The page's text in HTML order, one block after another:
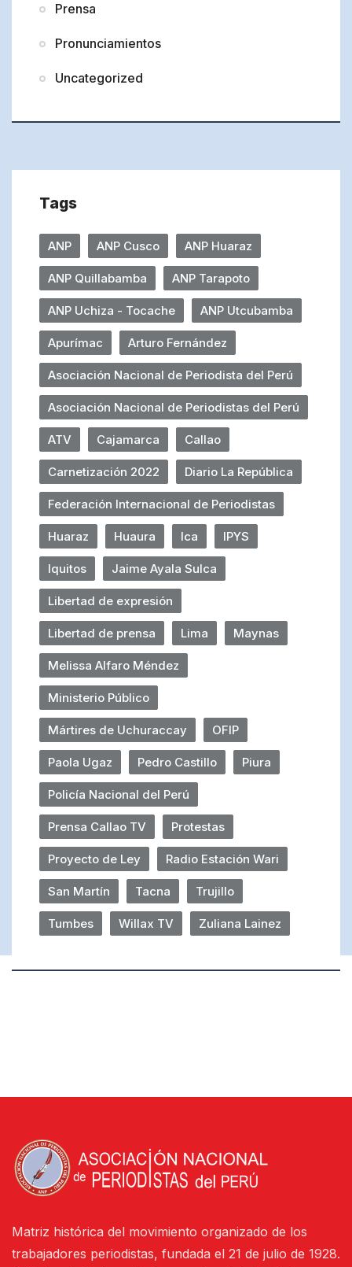
Prensa
Pronunciamientos
Uncategorized
Tags
ANP ANP Cusco ANP Huaraz
ANP Quillabamba ANP Tarapoto
ANP Uchiza - Tocache ANP Utcubamba
Apurímac Arturo Fernández
Asociación Nacional de Periodista del Perú
Asociación Nacional de Periodistas del Perú
ATV Cajamarca Callao
Carnetización 2022 Diario La República
Federación Internacional de Periodistas
Huaraz Huaura Ica IPYS
Iquitos Jaime Ayala Sulca
Libertad de expresión
Libertad de prensa Lima Maynas
Melissa Alfaro Méndez
Ministerio Público
Mártires de Uchuraccay OFIP
Paola Ugaz Pedro Castillo Piura
Policía Nacional del Perú
Prensa Callao TV Protestas
Proyecto de Ley Radio Estación Wari
San Martín Tacna Trujillo
Tumbes Willax TV Zuliana Lainez
Matriz histórica del movimiento organizado de los
trabajadores periodistas, fundada el 21 de julio de 1928.